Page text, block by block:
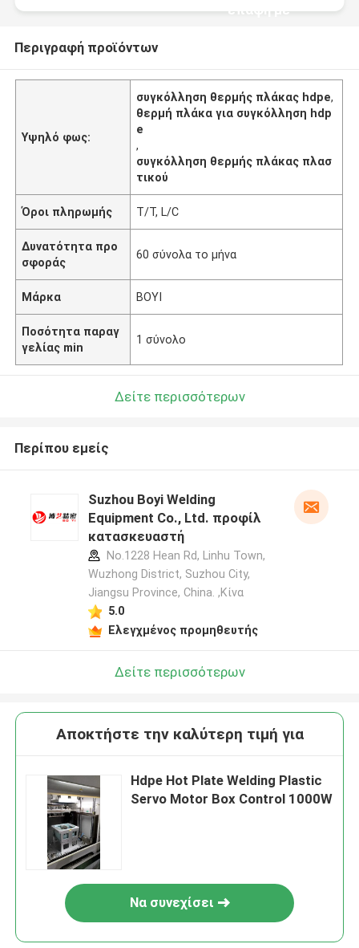
επαφή με
Περιγραφή προϊόντων
Υψηλό φως:
συγκόλληση θερμής πλάκας hdpe,
θερμή πλάκα για συγκόλληση hdp
e
,
συγκόλληση θερμής πλάκας πλασ
τικού
Όροι πληρωμής T/T, L/C
Δυνατότητα προ
σφοράς
60 σύνολα το μήνα
Μάρκα BOYI
Ποσότητα παραγ
γελίας min
1 σύνολο
Δείτε περισσότερων
Περίπου εμείς
Suzhou Boyi Welding
Equipment Co., Ltd. προφίλ
κατασκευαστή
No.1228 Hean Rd, Linhu Town,
Wuzhong District, Suzhou City,
Jiangsu Province, China. ,Κίνα
5.0
Ελεγχμένος προμηθευτής
Δείτε περισσότερων
Αποκτήστε την καλύτερη τιμή για
Hdpe Hot Plate Welding Plastic
Servo Motor Box Control 1000W
Να συνεχίσει